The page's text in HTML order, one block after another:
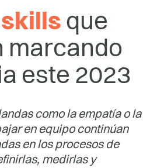
que
marcando
este 2023
como la empatía o la
en equipo continúan
en los procesos de
medirlas y